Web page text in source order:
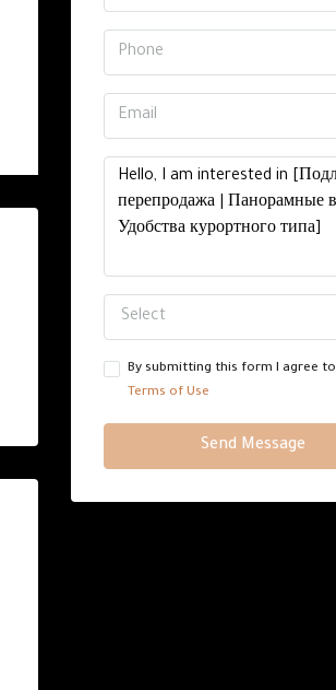
Select
By submitting this form I agree to
Terms of Use
Send Message